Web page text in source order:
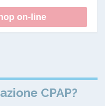
on-line
CPAP?